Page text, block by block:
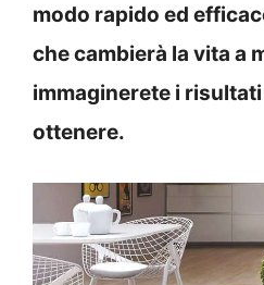
modo rapido ed
che cambierà la vita a
immaginerete i
ottenere.